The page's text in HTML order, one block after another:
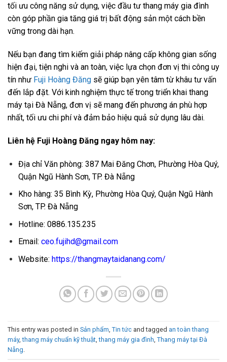
tối ưu công năng sử dụng, việc đầu tư thang máy gia đình
còn góp phần gia tăng giá trị bất động sản một cách bền
vững trong dài hạn.
Nếu bạn đang tìm kiếm giải pháp nâng cấp không gian sống
hiện đại, tiện nghi và an toàn, việc lựa chọn đơn vị thi công uy
tín như Fuji Hoàng Đăng sẽ giúp bạn yên tâm từ khâu tư vấn
đến lắp đặt. Với kinh nghiệm thực tế trong triển khai thang
máy tại Đà Nẵng, đơn vị sẽ mang đến phương án phù hợp
nhất, tối ưu chi phí và đảm bảo hiệu quả sử dụng lâu dài.
Liên hệ Fuji Hoàng Đăng ngay hôm nay:
Địa chỉ Văn phòng: 387 Mai Đăng Chơn, Phường Hòa Quý,
Quận Ngũ Hành Sơn, TP. Đà Nẵng
Kho hàng: 35 Bình Kỳ, Phường Hòa Quý, Quận Ngũ Hành
Sơn, TP. Đà Nẵng
Hotline: 0886.135.235
Email: ceo.fujihd@gmail.com
Website: https://thangmaytaidanang.com/
This entry was posted in Sản phẩm, Tin tức and tagged an toàn thang
máy,thang máy chuẩn kỹ thuật,thang máy gia đình, Thang máy tại Đà
Nẵng.